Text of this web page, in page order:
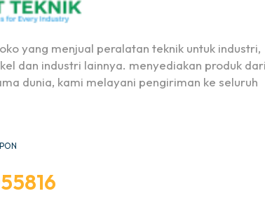
yang menjual peralatan teknik untuk industri,
dan industri lainnya. menyediakan produk dari
dunia, kami melayani pengiriman ke seluruh